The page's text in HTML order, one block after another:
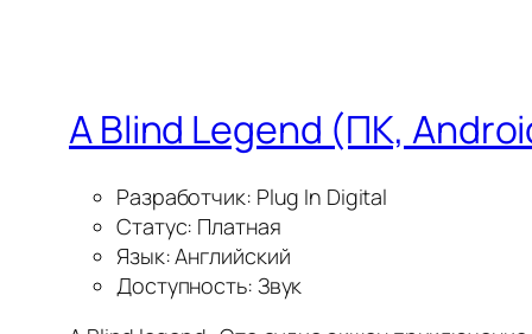
A Blind Legend (ПК,
Разработчик: Plug In Digital
Статус: Платная
Язык: Английский
Доступность: Звук